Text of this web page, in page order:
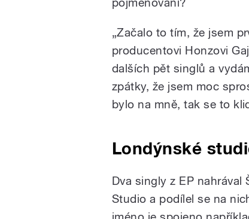
pojmenování?
„Začalo to tím, že jsem
producentovi Honzovi
dalších pět singlů a
zpátky, že jsem moc
bylo na mně, tak se to
Londýnské
Dva singly z EP
Studio a podílel se na